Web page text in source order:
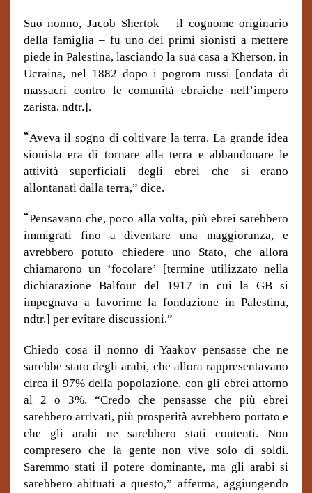
Suo nonno, Jacob Shertok – il cognome originario
della famiglia – fu uno dei primi sionisti a mettere
piede in Palestina, lasciando la sua casa a Kherson, in
Ucraina, nel 1882 dopo i pogrom russi [ondata di
massacri contro le comunità ebraiche nell’impero
zarista, ndtr.].
“Aveva il sogno di coltivare la terra. La grande idea
sionista era di tornare alla terra e abbandonare le
attività superficiali degli ebrei che si erano
allontanati dalla terra,” dice.
“Pensavano che, poco alla volta, più ebrei sarebbero
immigrati fino a diventare una maggioranza, e
avrebbero potuto chiedere uno Stato, che allora
chiamarono un ‘focolare’ [termine utilizzato nella
dichiarazione Balfour del 1917 in cui la GB si
impegnava a favorirne la fondazione in Palestina,
ndtr.] per evitare discussioni.”
Chiedo cosa il nonno di Yaakov pensasse che ne
sarebbe stato degli arabi, che allora rappresentavano
circa il 97% della popolazione, con gli ebrei attorno
al 2 o 3%. “Credo che pensasse che più ebrei
sarebbero arrivati, più prosperità avrebbero portato e
che gli arabi ne sarebbero stati contenti. Non
compresero che la gente non vive solo di soldi.
Saremmo stati il potere dominante, ma gli arabi si
sarebbero abituati a questo,” afferma, aggiungendo